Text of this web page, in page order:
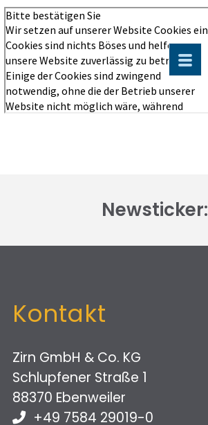
Newsticker:
Kontakt
Zirn GmbH & Co. KG
Schlupfener Straße 1
88370 Ebenweiler
+49 7584 29019-0